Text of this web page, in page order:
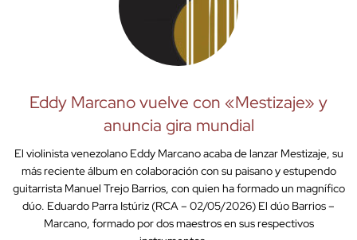
Eddy Marcano vuelve con «Mestizaje» y
anuncia gira mundial
El violinista venezolano Eddy Marcano acaba de lanzar Mestizaje, su
más reciente álbum en colaboración con su paisano y estupendo
guitarrista Manuel Trejo Barrios, con quien ha formado un magnífico
dúo. Eduardo Parra Istúriz (RCA – 02/05/2026) El dúo Barrios –
Marcano, formado por dos maestros en sus respectivos